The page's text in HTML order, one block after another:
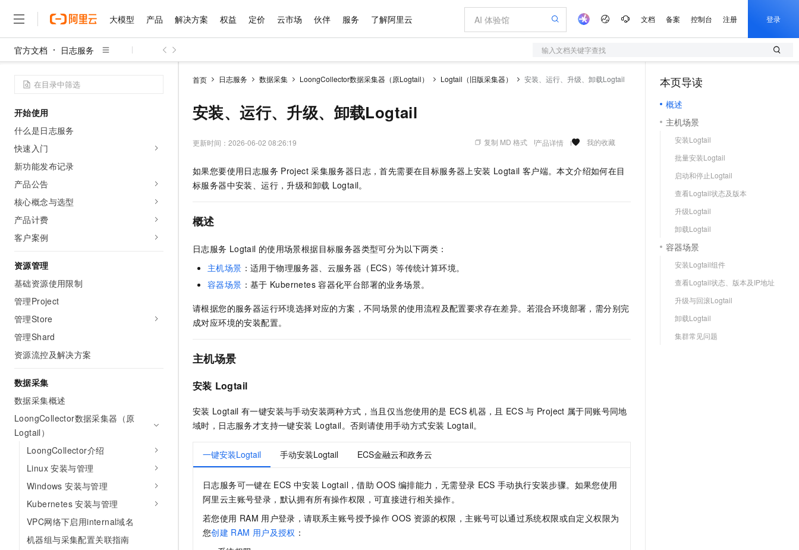
大模型 产品 解决方案 权益 定价 云市场 伙伴 服务 了解阿里云 文档 备案 控制台 注册 登录
官方文档 日志服务 输入文档关键字查找
开始使用
什么是日志服务
快速入门
新功能发布记录
产品公告
核心概念与选型
产品计费
客户案例
资源管理
基础资源使用限制
管理Project
管理Store
管理Shard
资源流控及解决方案
数据采集
数据采集概述
LoongCollector数据采集器（原
Logtail）
LoongCollector介绍
Linux 安装与管理
Windows 安装与管理
Kubernetes 安装与管理
VPC网络下启用internal域名
机器组与采集配置关联指南
首页 日志服务 数据采集 LoongCollector数据采集器（原Logtail） Logtail（旧版采集器） 安装、运行、升级、卸载Logtail
安装、运行、升级、卸载Logtail
更新时间： 2026-06-02 08:26:19 复制 MD 格式 产品详情 我的收藏
如果您要使用日志服务 Project 采集服务器日志，首先需要在目标服务器上安装 Logtail 客户端。本文介绍如何在目
标服务器中安装、运行，升级和卸载 Logtail。
概述
日志服务 Logtail 的使用场景根据目标服务器类型可分为以下两类：
主机场景 ：适用于物理服务器、云服务器（ECS）等传统计算环境。
容器场景 ：基于 Kubernetes 容器化平台部署的业务场景。
请根据您的服务器运行环境选择对应的方案，不同场景的使用流程及配置要求存在差异。若混合环境部署，需分别完
成对应环境的安装配置。
主机场景
安装 Logtail
安装 Logtail 有一键安装与手动安装两种方式，当且仅当您使用的是 ECS 机器，且 ECS 与 Project 属于同账号同地
域时，日志服务才支持一键安装 Logtail。否则请使用手动方式安装 Logtail。
一键安装Logtail 手动安装Logtail ECS金融云和政务云
日志服务可一键在 ECS 中安装 Logtail，借助 OOS 编排能力，无需登录 ECS 手动执行安装步骤。如果您使用
阿里云主账号登录，默认拥有所有操作权限，可直接进行相关操作。
若您使用 RAM 用户登录，请联系主账号授予操作 OOS 资源的权限，主账号可以通过系统权限或自定义权限为
您创建 RAM 用户及授权 ：
本页导读
概述
主机场景
安装Logtail
批量安装Logtail
启动和停止Logtail
查看Logtail状态及版本
升级Logtail
卸载Logtail
容器场景
安装Logtail组件
查看Logtail状态、版本及IP地址
升级与回滚Logtail
卸载Logtail
集群常见问题
大模型
千问AI平台 大模型服务平台百炼
Qwen3.8-Max HOT
Qwen3.7-Plus
Qwen3-VL-Plus
视觉 Coding、空间感知、多模态思考等全面升级
Kimi-K3
1M上下文，专为长程任务能力而生
语音识别与合成
大模型服务
千问AI平台-模型体验
在线体验全尺寸、多种模态的模型效果
Happy 系列大模型
新一代 AI 视频生成模型，深度适配广告营销等场景
人工智能平台 PAI
AI Native 的算法工程平台，一站式完成建模、训练、推理服务部署
秒悟
NEW
快速部署 Dify，高效搭建 AI 应用
依托云原生高可用架构,实现Dify私有化部署
10 分钟在聊天系统中增加一个 AI 助手
10分钟微调：让0.6B模型媲美235B模型
从文本、图片、视频中提取结构化的属性信息
产品
精选产品
计算
容器
存储
安全
中间件
大数据计算
媒体服务
企业服务与云通信
域名与网站
终端用户计算
Serverless
迁移与运维管理
专有云
精选产品
大模型服务与应用平台
多元化、高性能、安全可靠的大模型服务
无影云电脑
随时随地安全接入的云上超级电脑
面向分析的企业级SaaS模式云数据仓库
提供智能易用的域名与建站服务
人工智能平台 PAI
一站式AI开发、训练和推理服务
提供一站式管理容器应用的 K8s 服务
全托管，含MySQL、PostgreSQL、SQL Server、MariaDB多引擎
Qoder
面向真实软件的智能体编程平台
轻量应用服务器
数字证书管理服务（原SSL证书）
实现全站HTTPS，呈现可信的WEB访问
大数据开发治理平台 DataWorks
解决方案
精选解决方案
互联网应用开发
大数据
网络
可观测
上云与迁云
企业出海
精选解决方案
上传文档即自动完成翻译和格式还原
Hermes Agent，打造自进化智能体
自主进化，持久记忆，越用越聪明
5 分钟轻松部署专属 QwenPaw HOT
从聊天伙伴进化为能主动干活的本地数字员工
一键购买专属联机服务器，轻松开启游戏
高效搭建 AI 智能体与工作流应用
通过阿里云百炼高效搭建AI应用,助力高效开发
Agency Agents：拥有专属领域专家
HappyHorse 打造一站式影视创作平台
漫剧工坊：一站式动画创作平台
快速生产连贯的高质量长漫剧
10 分钟搭建微信、支付宝小程序
高效部署网站，快速应用到小程序
权益 普惠上云
云服务器38元/年起，超值低价云产品抢先购
推荐新用户得奖励，单订单最高返9万
云工开物
高校专属算力普惠，学生认证享300元代金券
免费试用
最高领取价值200元试用点，立即开启云上创新
AI 产品 免费试用
1亿+ 大模型 tokens 和 30+ 款产品免费体验
140+云产品 免费试用
产品新客免费试用，最长12个月
助力企业全员 AI 认知与能力提升
AI 特惠
至高享 1亿+免费 tokens，加速 Al 应用落地
Token Plan 模型订阅计划 NEW
Qwen3.8-Max 首发尝鲜，限时加量 10 倍，夜间低至2折
送.CN域名，送备案服务码
Night Plan 支持 Qwen 3.8-Max
夜间 5 折，Qwen/Meoo/TokenPlan 客户专享
AI 场景体验
从图文生成到视频创作，一键激活电商全链路生产力
AI 广告创作
图文、视频一站生成，高效打造优质广告素材
智能客服
AI 活动
AI 生产力先锋
先锋实践拓展 AI 生产力的边界
飞天发布时刻
所见，即是所愿
从基础到进阶，Agent 创客手把手教你
覆盖90%+业务场景，专享组合折扣价
精选AI产品，从模型到应用全链提效
AI 用量加速计划
新老同享，达量后返
定价 产品定价
了解云产品的定价详情
云上成本管理
管理和优化成本
价格计算器
自助选配和估算价格
价格优势
配置报价器
一站式生成采购清单，支持单品或批量购买
阿里云 OPC 创新助力计划
Token 补贴，五大权
益加速 OPC 成功
云市场 精选商城
多端小程序
观测云
蓝凌 OA
Tableau 订阅
AI空中课堂在线直播课堂（旗舰版）
行业生态解决方案
开发者生态解决方案
AI 开发和 AI 应用解决方案
数据与 API
手机三要素
OCR 文字识别
企业应用
广告营销
基础软件
JAVA
SUSE
模板小程序
专业服务
伙伴 成为销售伙伴
咨询伙伴
销售伙伴合作计划
无影生态合作计划
Salesforce On Alibaba Cloud
AI 大模型销售与服务生态合作计划
成为产品伙伴
产品生态伙伴
产品伙伴合作计划
云网络合作计划
服务伙伴合作计划
Al MaaS 服务伙伴赋能合作
伙伴信用分合作计划
合作伙伴培训与认证
查询合作伙伴
登录合作伙伴管理后台
服务 售前咨询
售后服务
自助服务
在线服务
工单服务
短信专区
企业增值服务
专家技术服务
企业成长
服务实践
阿里云认证
信息公告
开发者社区
我要反馈
了解阿里云 为什么选择阿里云
技术领先
分析师报告
云开发大赛
最佳实践
云上奥运之旅
看见新力量
市场活动 加入我们